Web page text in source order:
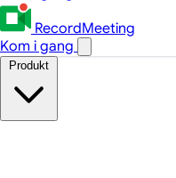
RecordMeeting
Kom i gang